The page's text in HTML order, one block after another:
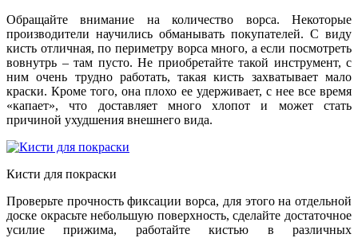
Обращайте внимание на количество ворса. Некоторые
производители научились обманывать покупателей. С виду
кисть отличная, по периметру ворса много, а если посмотреть
вовнутрь – там пусто. Не приобретайте такой инструмент, с
ним очень трудно работать, такая кисть захватывает мало
краски. Кроме того, она плохо ее удерживает, с нее все время
«капает», что доставляет много хлопот и может стать
причиной ухудшения внешнего вида.
Кисти для покраски
Проверьте прочность фиксации ворса, для этого на отдельной
доске окрасьте небольшую поверхность, сделайте достаточное
усилие прижима, работайте кистью в различных